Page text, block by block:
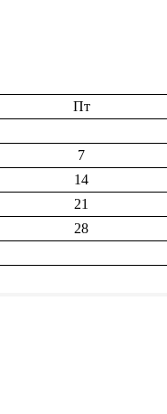
Пт
7
14
21
28